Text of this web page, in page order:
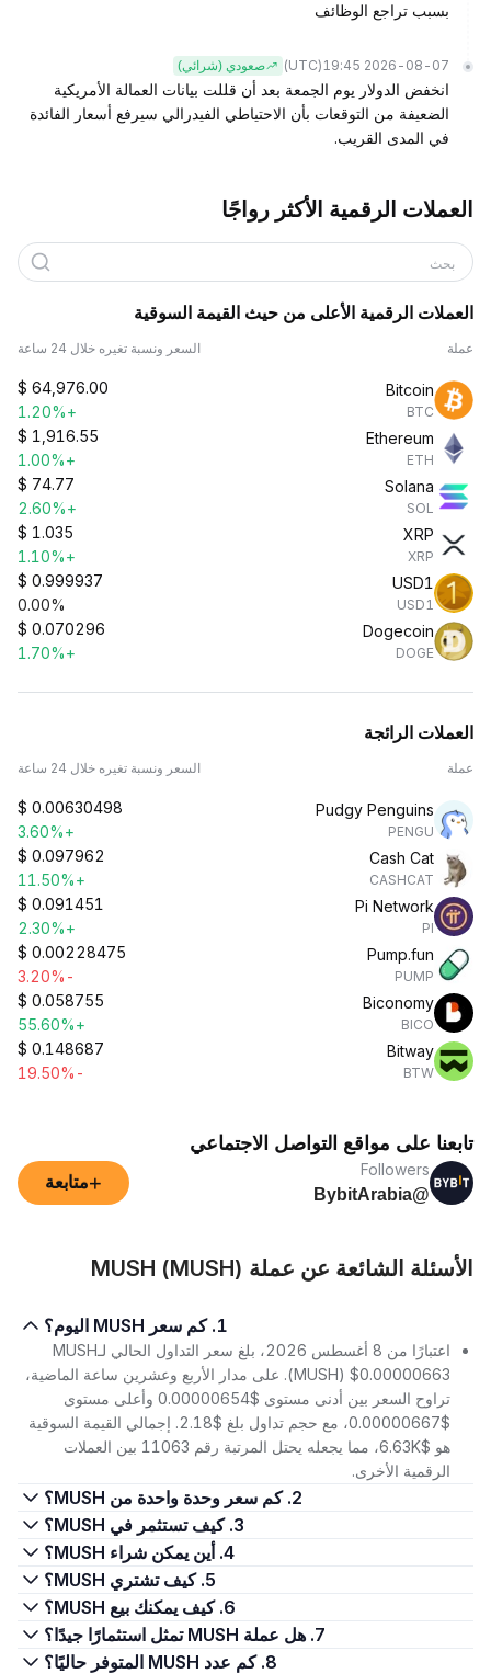
بسبب تراجع الوظائف
2026-08-07 19:45
(UTC) صعودي (شرائي)
انخفض الدولار يوم الجمعة بعد أن قللت بيانات العمالة الأمريكية
الضعيفة من التوقعات بأن الاحتياطي الفيدرالي سيرفع أسعار الفائدة
في المدى القريب.
العملات الرقمية الأكثر رواجًا
بحث
العملات الرقمية الأعلى من حيث القيمة السوقية
عملة السعر ونسبة تغيره خلال 24 ساعة
Bitcoin
BTC
$ 64,976.00
+1.20%
Ethereum
ETH
$ 1,916.55
+1.00%
Solana
SOL
$ 74.77
+2.60%
XRP
XRP
$ 1.035
+1.10%
USD1
USD1
$ 0.999937
0.00%
Dogecoin
DOGE
$ 0.070296
+1.70%
العملات الرائجة
عملة السعر ونسبة تغيره خلال 24 ساعة
Pudgy Penguins
PENGU
$ 0.00630498
+3.60%
Cash Cat
CASHCAT
$ 0.097962
+11.50%
Pi Network
PI
$ 0.091451
+2.30%
Pump.fun
PUMP
$ 0.00228475
-3.20%
Biconomy
BICO
$ 0.058755
+55.60%
Bitway
BTW
$ 0.148687
-19.50%
تابعنا على مواقع التواصل الاجتماعي
Followers
@BybitArabia
+متابعة
الأسئلة الشائعة عن عملة MUSH (MUSH)
1. كم سعر MUSH اليوم؟
اعتبارًا من 8 أغسطس 2026، بلغ سعر التداول الحالي لـMUSH
(MUSH) $0.00000663. على مدار الأربع وعشرين ساعة الماضية،
تراوح السعر بين أدنى مستوى $0.00000654 وأعلى مستوى
$0.00000667، مع حجم تداول بلغ $2.18. إجمالي القيمة السوقية
هو $6.63K، مما يجعله يحتل المرتبة رقم 11063 بين العملات
الرقمية الأخرى.
2. كم سعر وحدة واحدة من MUSH؟
3. كيف تستثمر في MUSH؟
4. أين يمكن شراء MUSH؟
5. كيف تشتري MUSH؟
6. كيف يمكنك بيع MUSH؟
7. هل عملة MUSH تمثل استثمارًا جيدًا؟
8. كم عدد MUSH المتوفر حاليًا؟